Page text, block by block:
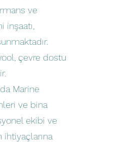
ve
çevre dostu
Marine
ve bina
ekibi ve